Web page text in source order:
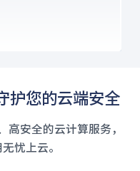
护您的云端安全
安全的云计算服务，
忧上云。